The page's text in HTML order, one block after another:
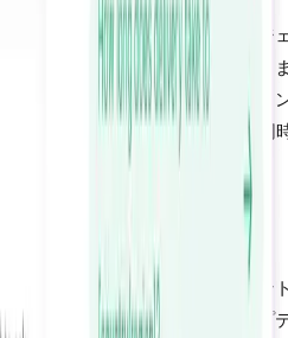
促進できますが、それはエージ
術を訓練されている場合に限り
ライブチャットエージェントのコ
ージェントがすべての訪問者を同
大幅に低くなります。
と信頼
満足度で勝ります。エージェン
、知識豊富な場合です。トップ